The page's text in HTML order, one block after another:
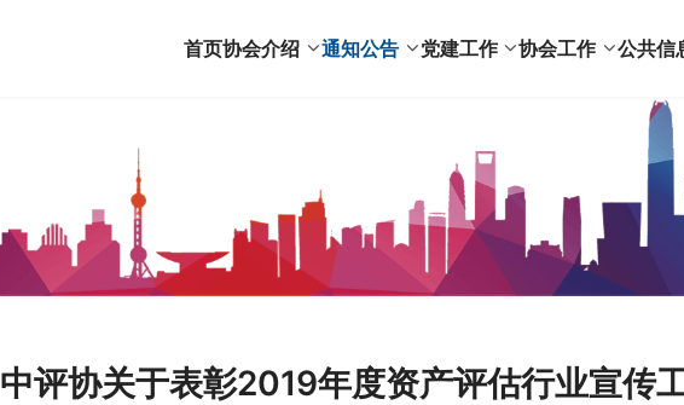
首页协会介绍 通知公告 党建工作 协会工作 公共信
中评协关于表彰2019年度资产评估行业宣传